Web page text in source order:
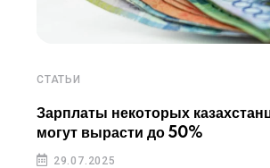
СТАТЬИ
Зарплаты некоторых
могут вырасти до 50%
29.07.2025